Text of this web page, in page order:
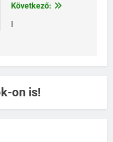
Következő:
I
on is!